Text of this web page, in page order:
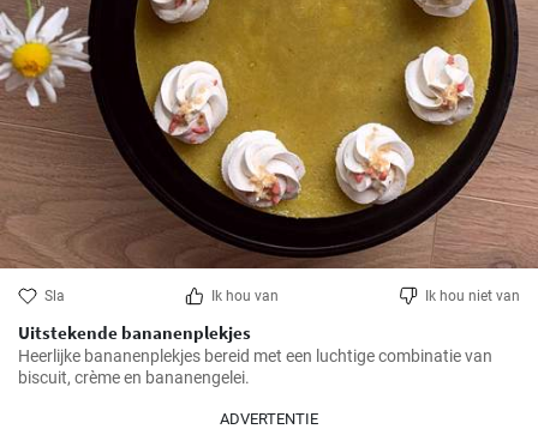
Sla Ik hou van Ik hou niet van
Uitstekende bananenplekjes
Heerlijke bananenplekjes bereid met een luchtige combinatie van
biscuit, crème en bananengelei.
ADVERTENTIE